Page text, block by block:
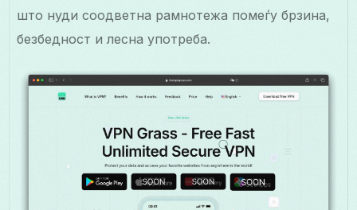
што нуди соодветна рамнотежа помеѓу брзина,
безбедност и лесна употреба.